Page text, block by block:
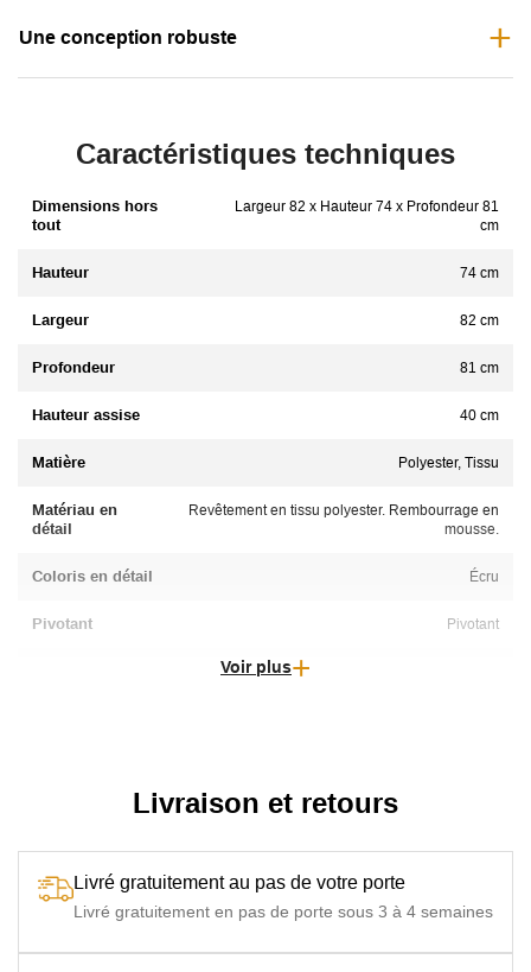
Une conception robuste
Caractéristiques techniques
Dimensions hors
tout
Largeur 82 x Hauteur 74 x Profondeur 81
cm
Hauteur 74 cm
Largeur 82 cm
Profondeur 81 cm
Hauteur assise 40 cm
Matière Polyester, Tissu
Matériau en
détail
Revêtement en tissu polyester. Rembourrage en
mousse.
Coloris en détail Écru
Pivotant Pivotant
Voir plus
Livraison et retours
Livré gratuitement au pas de votre porte
Livré gratuitement en pas de porte sous 3 à 4 semaines